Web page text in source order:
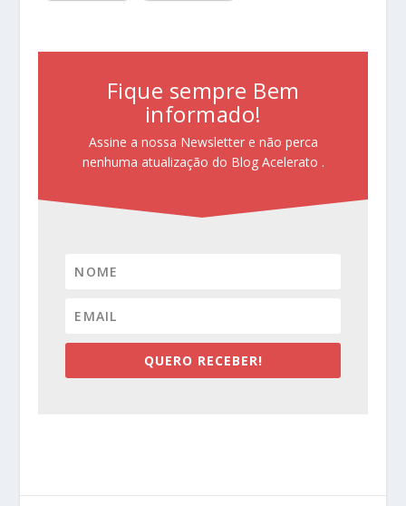
Fique sempre Bem
informado!
Assine a nossa Newsletter e não perca
nenhuma atualização do Blog Acelerato .
QUERO RECEBER!